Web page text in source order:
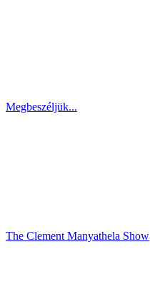
Megbeszéljük...
The Clement Manyathela Show